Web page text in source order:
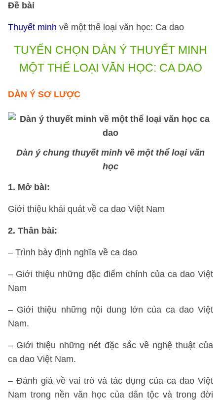
Đề bài
Thuyết minh về một thể loại văn học: Ca dao
TUYỂN CHỌN DÀN Ý THUYẾT MINH
MỘT THỂ LOẠI VĂN HỌC: CA DAO
DÀN Ý SƠ LƯỢC
Dàn ý chung thuyết minh về một thể loại văn
học
1. Mở bài:
Giới thiệu khái quát về ca dao Việt Nam
2. Thân bài:
– Trình bày định nghĩa về ca dao
– Giới thiệu những đặc điểm chính của ca dao Việt
Nam
– Giới thiệu những nội dung lớn của ca dao Việt
Nam.
– Giới thiệu những nét đặc sắc về nghệ thuật của
ca dao Việt Nam.
– Đánh giá về vai trò và tác dụng của ca dao Việt
Nam trong nền văn học của dân tộc và trong đời